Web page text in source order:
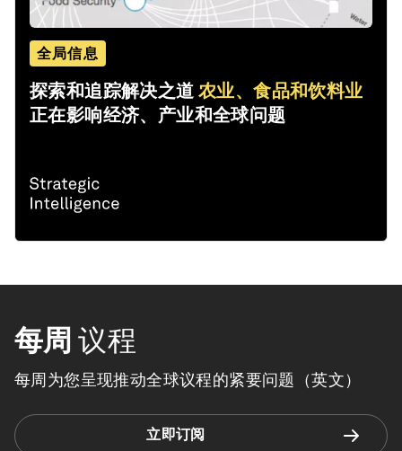
全局信息
探索和追踪解决之道农业、食品和饮料业
正在影响经济、产业和全球问题
每周 议程
每周为您呈现推动全球议程的紧要问题（英文）
立即订阅